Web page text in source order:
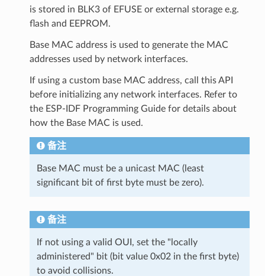
is stored in BLK3 of EFUSE or external storage e.g.
flash and EEPROM.
Base MAC address is used to generate the MAC
addresses used by network interfaces.
If using a custom base MAC address, call this API
before initializing any network interfaces. Refer to
the ESP-IDF Programming Guide for details about
how the Base MAC is used.
备注
Base MAC must be a unicast MAC (least
significant bit of first byte must be zero).
备注
If not using a valid OUI, set the "locally
administered" bit (bit value 0x02 in the first byte)
to avoid collisions.